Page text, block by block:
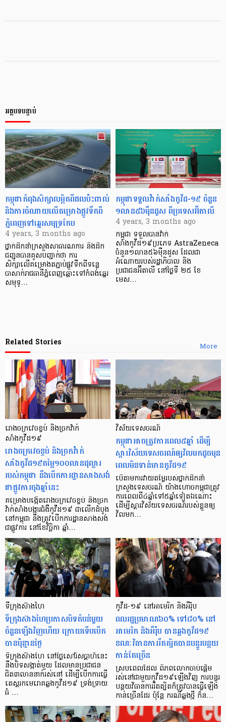
អត្ថបទបន្ទាប់
កម្ពុជាកំពុងសិក្សាលម្អិតពីផលប៉ះពាល់
និងការចំណាយលើគម្រោងផ្លូវទឹកពី
ភ្នំពេញទៅឆ្នេរសមុទ្រកែប
4 years, 3 months ago
ថ្នាក់ដឹកនាំក្រសួងសាធារណការ និងដឹក
ជញ្ជូនបានគូសបញ្ជាក់ថា ការ
សិក្សាលើគម្រោងតភ្ជាប់ផ្លូវទឹកពីទន្លេ
បាសាក់រាជធានីភ្នំពេញឆ្ពោះទៅកំពង់ឆ្នេរ
សមុទ្…
កម្ពុជាទទួលវ៉ាក់សាំងកូវីដ-១៩ ចំនួន
១លាន៥៦ម៉ឺនដូស ពីប្រទេសអ៊ីតាលី
4 years, 3 months ago
កម្ពុជា ទទួលបានវ៉ាក់
សាំងកូវីដ១៩ប្រភេទ AstraZeneca
ចំនួន១លាន៥៦ម៉ឺនដូស ដែលជា
អំណោយរបស់រដ្ឋាភិបាល និង
ប្រជាជនអ៊ីតាលី នៅថ្ងៃទី ២៥ ខែ
មេស…
More
Related Stories
រោងចក្រវេចខ្ចប់ និងច្រកវ៉ាក់
សាំងកូវីដ១៩
រោងចក្រវេចខ្ចប់ និងច្រកវ៉ាក់
សាំងកូវីដ១៩តម្លៃ១០០លានដុល្លារ
របស់កម្ពុជា នឹងបើកការដ្ឋានសាងសង់
ជាផ្លូវការចុងឆ្នាំនេះ
គម្រោងបង្កើតរោងចក្រវេចខ្ចប់ និងច្រក
វ៉ាក់សាំងបង្ការជំងឺកូវីដ១៩ ជាលើកដំបូង
នៅកម្ពុជា នឹងត្រូវបើកការដ្ឋានសាងសង់
ជាផ្លូវការ នៅខែវិច្ឆិកា ឆ្នាំ…
វិស័យទេសចរណ៍
កម្ពុជាអាចត្រូវការពេល៥ឆ្នាំ ដើម្បី
ស្តារវិស័យទេសចរណ៍ឲ្យវិលមកដូចមុន
ពេលមិនទាន់មានកូវីដ១៩
បើតាមការវាយតម្លៃរបស់ថ្នាក់ដឹកនាំ
ក្រសួងទេសចរណ៍ យ៉ាងហោចកម្ពុជាត្រូវ
ការពេលពី៤ឆ្នាំទៅ៥ឆ្នាំទៀតឯណោះ
ដើម្បីស្តារវិស័យទេសចរណ៍របស់ខ្លួនឲ្យ
វិលមក…
ទីក្រុងស៊ាងហៃ
ទីក្រុងស៊ាងហៃប្រកាសបិទតំបន់មួយ
ចំនួនឡើងវិញហើយ ក្រោយទើបបើក
បានប៉ុន្មានថ្ងៃ
ទីក្រុងស៊ាងហៃ នៅថ្ងៃសៅរ៍សប្ដាហ៍នេះ
នឹងបិទសង្កាត់មួយ ដែលមានប្រជាជន
ជិត៣លាននាក់រស់នៅ ដើម្បីបើកការធ្វើ
តេស្តរកមេរោគឆ្លងកូវីដ១៩ ទ្រង់ទ្រាយ
ធំ …
កូវីដ-១៩ នៅអាមេរិក និងអឺរ៉ុប
ពលរដ្ឋប្រមាណ៦០% ទៅ៨០% នៅ
អាមេរិក និងអឺរ៉ុប បានឆ្លងកូវីដ១៩
ខណៈវិធានការរឹតត្បិតបានបន្ធូរបន្ថយ
កាន់តែច្រើន
ស្របពេលដែល ពិភពលោកចាប់ផ្ដើម
រស់នៅជាមួយកូវីដ១៩ឡើងវិញ ការបន្ធូរ
បន្ថយវិធានការរឹតត្បិតក៏ត្រូវបានធ្វើឡើង
កាន់ច្រើនដែរ ប៉ុន្ដែ ករណីឆ្លងថ្មី ក៏ន…